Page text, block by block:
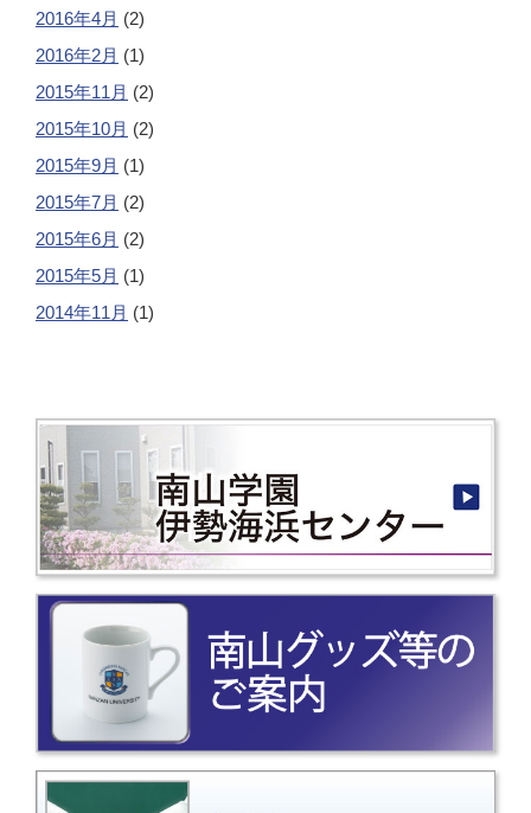
2016年4月 (2)
2016年2月 (1)
2015年11月 (2)
2015年10月 (2)
2015年9月 (1)
2015年7月 (2)
2015年6月 (2)
2015年5月 (1)
2014年11月 (1)